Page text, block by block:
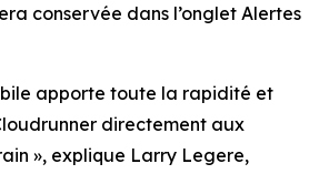
conservée dans l’onglet Alertes
apporte toute la rapidité et
directement aux
», explique Larry Legere,